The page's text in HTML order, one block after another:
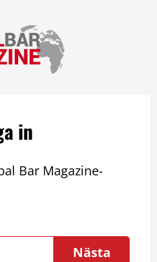
in
Bar Magazine-
Nästa